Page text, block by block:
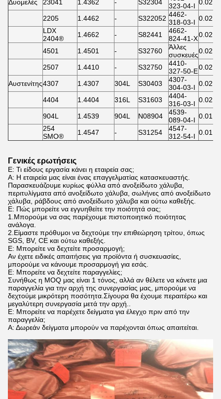
Δυομελές 23041 1.4362 - S32304
323-04-I 0.02
2205 1.4462 - S322052 4462-
318-03-I 0.02
LDX
2404®
1.4662 - S82441
4662-
824-41-X0.02
4501 1.4501 - S32760
Άλλες
συσκευές0.02
2507 1.4410 - S32750
4410-
327-50-Ε0.02
Αυστενίτης4307 1.4307 304L S30403
4307-
304-03-I 0.02
4404 1.4404 316L S31603
4404-
316-03-I 0.02
904L 1.4539 904L N08904
4539-
089-04-I 0.01
254
SMO®
1.4547 - S31254
4547-
312-54-I 0.01
Γενικές ερωτήσεις
Ε: Τι είδους εργασία κάνει η εταιρεία σας;
Α: Η εταιρεία μας είναι ένας επαγγελματίας κατασκευαστής.
Παρασκευάζουμε κυρίως φύλλα από ανοξείδωτο χάλυβα,
περιτυλίγματα από ανοξείδωτο χάλυβα, σωλήνες από ανοξείδωτο
χάλυβα, ράβδους από ανοξείδωτο χάλυβα και ούτω καθεξής.
Ε: Πώς μπορείτε να εγγυηθείτε την ποιότητά σας;
1.Μπορούμε να σας παρέχουμε πιστοποιητικό ποιότητας
ανάλογα.
2.Είμαστε πρόθυμοι να δεχτούμε την επιθεώρηση τρίτου, όπως
SGS, BV, CE και ούτω καθεξής.
Ε: Μπορείτε να δεχτείτε προσαρμογή;
Αν έχετε ειδικές απαιτήσεις για προϊόντα ή συσκευασίες,
μπορούμε να κάνουμε προσαρμογή για εσάς.
Ε: Μπορείτε να δεχτείτε παραγγελίες;
Συνήθως η MOQ μας είναι 1 τόνος, αλλά αν θέλετε να κάνετε μια
παραγγελία για την αρχή της συνεργασίας μας, μπορούμε να
δεχτούμε μικρότερη ποσότητα.Σίγουρα θα έχουμε περαιτέρω και
μεγαλύτερη συνεργασία μετά την αρχή..
Ε: Μπορείτε να παρέχετε δείγματα για έλεγχο πριν από την
παραγγελία;
Α: Δωρεάν δείγματα μπορούν να παρέχονται όπως απαιτείται.